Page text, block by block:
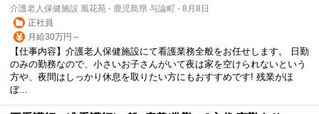
介護老人保健施設 風花苑 - 鹿児島県 与論町 - 8月8日
正社員
月給30万円～
【仕事内容】介護老人保健施設にて看護業務全般をお任せします。 日勤
のみの勤務なので、小さいお子さんがいて夜は家を空けられないという
方や、夜間はしっかり休息を取りたい方にもおすすめです! 残業がほ
ぼ...